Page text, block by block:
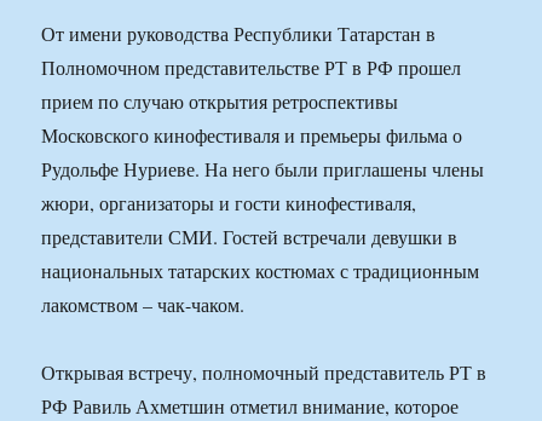
От имени руководства Республики Татарстан в
Полномочном представительстве РТ в РФ прошел
прием по случаю открытия ретроспективы
Московского кинофестиваля и премьеры фильма о
Рудольфе Нуриеве. На него были приглашены члены
жюри, организаторы и гости кинофестиваля,
представители СМИ. Гостей встречали девушки в
национальных татарских костюмах с традиционным
лакомством – чак-чаком.
Открывая встречу, полномочный представитель РТ в
РФ Равиль Ахметшин отметил внимание, которое